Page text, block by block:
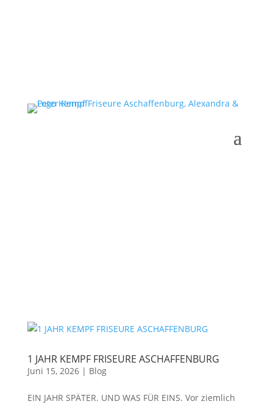
1 JAHR KEMPF FRISEURE ASCHAFFENBURG
Juni 15, 2026| Blog
EIN JAHR SPÄTER. UND WAS FÜR EINS. Vor ziemlich